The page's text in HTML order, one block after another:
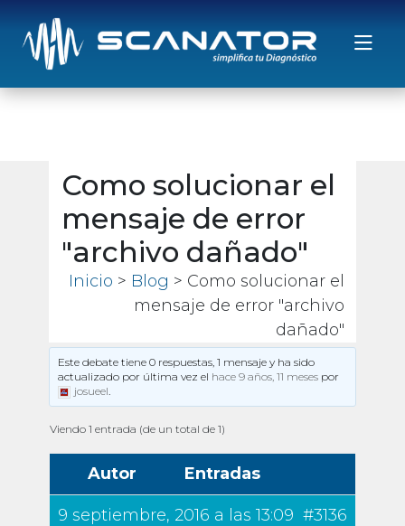
Saltar al contenido
Como solucionar el
mensaje de error
"archivo dañado"
Inicio > Blog > Como solucionar el
mensaje de error "archivo
dañado"
Este debate tiene 0 respuestas, 1 mensaje y ha sido
actualizado por última vez el hace 9 años, 11 meses por
josueel
Viendo 1 entrada (de un total de 1)
Autor Entradas
9 septiembre, 2016 a las 13:09 #3136